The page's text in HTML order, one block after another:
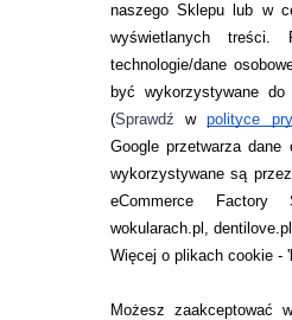
naszego Sklepu lub w
wyświetlanych treści.
technologie/dane
być wykorzystywane do
(Sprawdźwpolityce
Google przetwarza dane
wykorzystywane są
eCommerce Factory
wokularach.pl,
Więcej o plikach cookie - '
Możesz zaakceptować
INFORMACJE
JAK ZAMAWIAĆ?
ZWROTY I REKLAMACJA
WARUNKI ZAKUPÓW
RANKINGI SOCZEWEK
SOCZEWKI KOLOROWE